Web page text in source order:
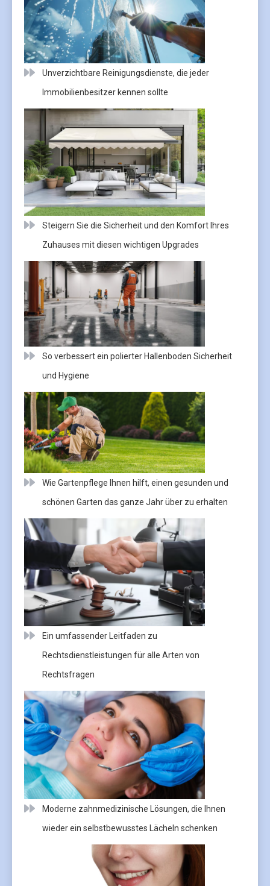
Unverzichtbare Reinigungsdienste, die jeder
Immobilienbesitzer kennen sollte
Steigern Sie die Sicherheit und den Komfort Ihres
Zuhauses mit diesen wichtigen Upgrades
So verbessert ein polierter Hallenboden Sicherheit
und Hygiene
Wie Gartenpflege Ihnen hilft, einen gesunden und
schönen Garten das ganze Jahr über zu erhalten
Ein umfassender Leitfaden zu
Rechtsdienstleistungen für alle Arten von
Rechtsfragen
Moderne zahnmedizinische Lösungen, die Ihnen
wieder ein selbstbewusstes Lächeln schenken